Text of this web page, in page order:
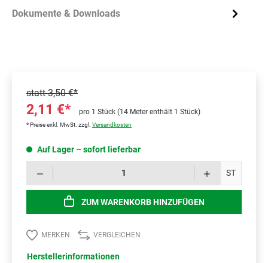
Dokumente & Downloads
statt3,50 €*
2,11 €* pro 1 Stück (14 Meter enthält 1 Stück)
* Preise exkl. MwSt. zzgl. Versandkosten
Auf Lager – sofort lieferbar
ST
ZUM WARENKORB HINZUFÜGEN
MERKEN VERGLEICHEN
Herstellerinformationen